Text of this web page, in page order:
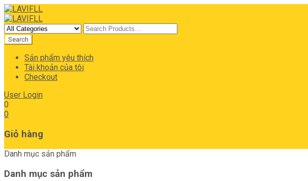
Sản phẩm yêu thích
Tài khoản của tôi
Checkout
User Login
0
0
Giỏ hàng
Danh mục sản phẩm
Danh mục sản phẩm